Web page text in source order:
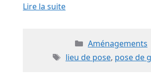
Lire la suite
Catégories
Aménagements
Étiquettes
lieu de pose, pose de